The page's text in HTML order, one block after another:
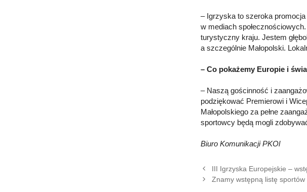
– Igrzyska to szeroka
w mediach
turystyczny kraju. Jestem
a szczególnie Małopolski.
– Co pokażemy Europie i
– Naszą gościnność i
podziękować Premierowi i
Małopolskiego za pełne
sportowcy będą mogli
Biuro Komunikacji PKOl
III Igrzyska Europejskie –
Znamy wstępną listę sportów